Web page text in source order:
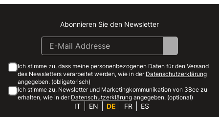
Instagram
Facebook
Linkedin
Youtube
Abonnieren Sie den Newsletter
Ich stimme zu, dass meine personenbezogenen Daten für den Versand
des Newsletters verarbeitet werden, wie in der Datenschutzerklärung
angegeben. (obligatorisch)
Ich stimme zu, Newsletter und Marketingkommunikation von 3Bee zu
erhalten, wie in der Datenschutzerklärung angegeben. (optional)
IT EN DE FR ES